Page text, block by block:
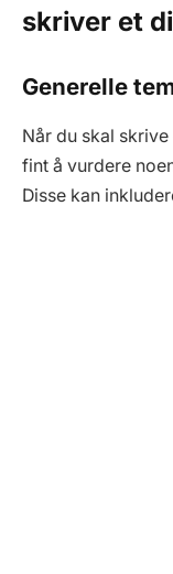
skriver et
Generelle
Når du skal
fint å vurdere
Disse kan